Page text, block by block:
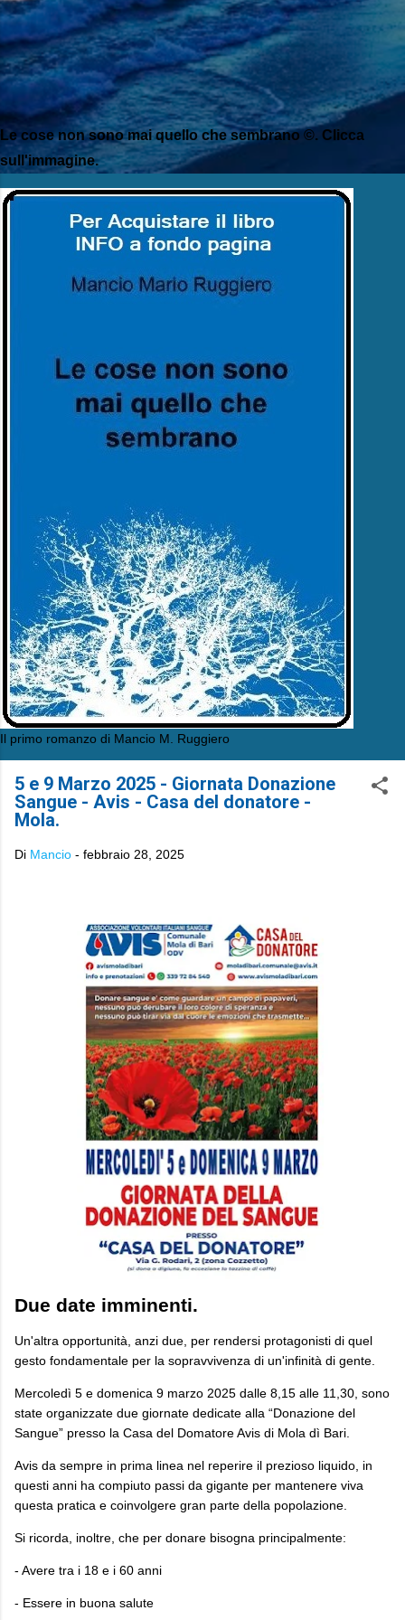
Le cose non sono mai quello che sembrano ©. Clicca
sull'immagine.
Il primo romanzo di Mancio M. Ruggiero
5 e 9 Marzo 2025 - Giornata Donazione
Sangue - Avis - Casa del donatore -
Mola.
Di Mancio - febbraio 28, 2025
Due date imminenti.
Un'altra opportunità, anzi due, per rendersi protagonisti di quel
gesto fondamentale per la sopravvivenza di un'infinità di gente.
Mercoledì 5 e domenica 9 marzo 2025 dalle 8,15 alle 11,30, sono
state organizzate due giornate dedicate alla “Donazione del
Sangue” presso la Casa del Domatore Avis di Mola dì Bari.
Avis da sempre in prima linea nel reperire il prezioso liquido, in
questi anni ha compiuto passi da gigante per mantenere viva
questa pratica e coinvolgere gran parte della popolazione.
Si ricorda, inoltre, che per donare bisogna principalmente:
- Avere tra i 18 e i 60 anni
- Essere in buona salute